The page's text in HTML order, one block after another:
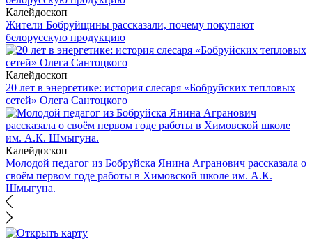
Калейдоскоп
Жители Бобруйщины рассказали, почему покупают
белорусскую продукцию
Калейдоскоп
20 лет в энергетике: история слесаря «Бобруйских тепловых
сетей» Олега Сантоцкого
Калейдоскоп
Молодой педагог из Бобруйска Янина Агранович рассказала о
своём первом годе работы в Химовской школе им. А.К.
Шмыгуна.